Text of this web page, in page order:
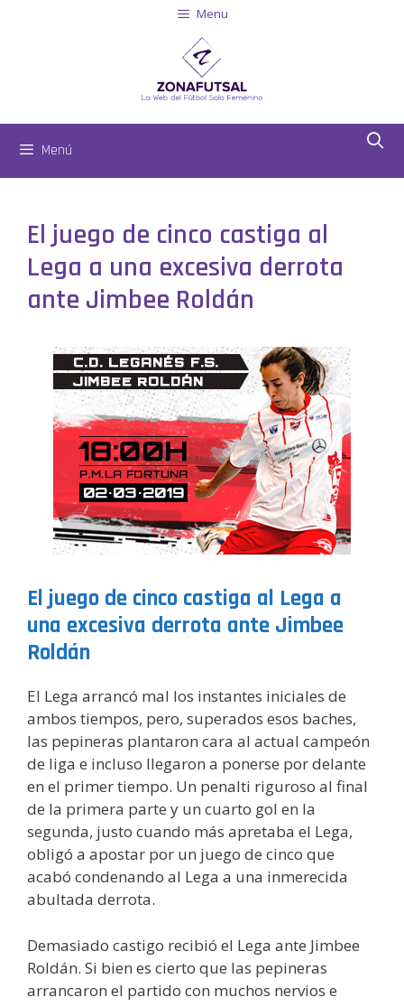
Menu
Menú
El juego de cinco castiga al
Lega a una excesiva derrota
ante Jimbee Roldán
El juego de cinco castiga al Lega a
una excesiva derrota ante Jimbee
Roldán
El Lega arrancó mal los instantes iniciales de
ambos tiempos, pero, superados esos baches,
las pepineras plantaron cara al actual campeón
de liga e incluso llegaron a ponerse por delante
en el primer tiempo. Un penalti riguroso al final
de la primera parte y un cuarto gol en la
segunda, justo cuando más apretaba el Lega,
obligó a apostar por un juego de cinco que
acabó condenando al Lega a una inmerecida
abultada derrota.
Demasiado castigo recibió el Lega ante Jimbee
Roldán. Si bien es cierto que las pepineras
arrancaron el partido con muchos nervios e